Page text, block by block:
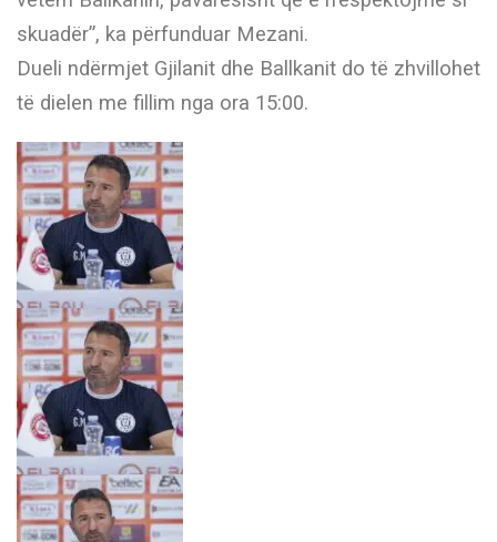
skuadër”, ka përfunduar Mezani.
Dueli ndërmjet Gjilanit dhe Ballkanit do të zhvillohet
të dielen me fillim nga ora 15:00.